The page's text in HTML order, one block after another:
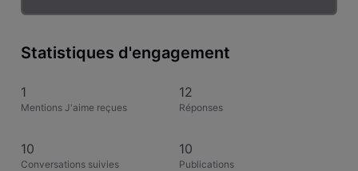
Statistiques d'engagement
1
Mentions J'aime reçues
12
Réponses
10
Conversations suivies
10
Publications